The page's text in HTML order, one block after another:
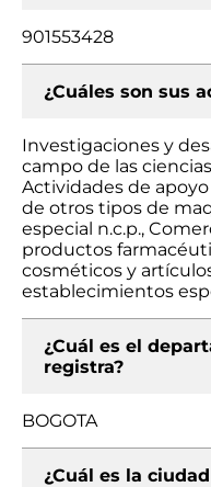
901553428
¿Cuáles son sus
Investigaciones y
campo de las
Actividades de
de otros tipos de
especial n.c.p.,
productos
cosméticos y
establecimientos
¿Cuál es el
registra?
BOGOTA
¿Cuál es la